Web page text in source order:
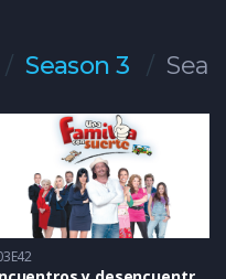
Season 3